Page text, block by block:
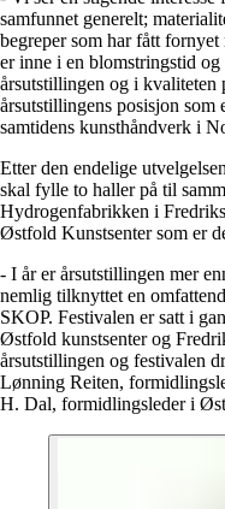
samfunnet generelt;
begreper som har fått
er inne i en blomstringstid og
årsutstillingen og i kvaliteten
årsutstillingens posisjon
samtidens kunsthåndverk i
Etter den endelige
skal fylle to haller på til
Hydrogenfabrikken i
Østfold Kunstsenter som er
- I år er årsutstillingen mer
nemlig tilknyttet en
SKOP. Festivalen er satt i
Østfold kunstsenter og
årsutstillingen og festivalen
Lønning Reiten,
H. Dal, formidlingsleder i